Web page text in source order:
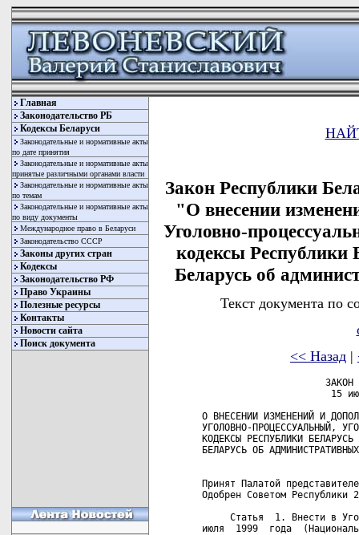
Главная
Законодательство РБ
Кодексы Беларуси
Законодательные и нормативные акты
по дате принятия
Законодательные и нормативные акты
принятые различными органами власти
Законодательные и нормативные акты
по темам
Законодательные и нормативные акты
по виду документы
Международное право в Беларуси
Законодательство СССР
Законы других стран
Кодексы
Законодательство РФ
Право Украины
Полезные ресурсы
Контакты
Новости сайта
Поиск документа
Закон Республики
"О внесении
Уголовно-
кодексы Республики
Беларусь об
Текст документа по
<< Назад |
ЗАКОН РЕСПУБЛИКИ БЕЛАРУСЬ
                       15 июля 2008 г. № 411-З

О ВНЕСЕНИИ ИЗМЕНЕНИЙ И ДОПОЛНЕНИЙ В УГОЛОВНЫЙ,
УГОЛОВНО-ПРОЦЕССУАЛЬНЫЙ, УГОЛОВНО-ИСПОЛНИТЕЛЬНЫЙ
КОДЕКСЫ РЕСПУБЛИКИ БЕЛАРУСЬ И КОДЕКС РЕСПУБЛИКИ
БЕЛАРУСЬ ОБ АДМИНИСТРАТИВНЫХ ПРАВОНАРУШЕНИЯХ


Принят Палатой представителей 27 июня 2008 года
Одобрен Советом Республики 28 июня 2008 года

     Статья  1. Внести в Уголовный кодекс Республики Беларусь  от  9
июля  1999  года  (Национальный  реестр  правовых  актов  Республики
Беларусь, 1999 г., № 76, 2/50; 2003 г., № 8, 2/922; 2005 г., №  121,
2/1137) следующие изменения и дополнение:
     1. Статью 80 изложить в следующей редакции:
   
   «Статья 80. Превентивный надзор
             
     1. Превентивный надзор устанавливается за лицами, указанными  в
частях  3  и  4  настоящей статьи, для наблюдения за их  поведением,
предупреждения  с  их  стороны  преступлений  и  оказания   на   них
необходимого профилактического воздействия.
     2. Установление, продление, приостановление, возобновление и  в
случаях,  указанных  в  пунктах  1-3  части  11  настоящей   статьи,
прекращение  превентивного  надзора, а  также  изменение  требований
превентивного   надзора  осуществляются  судом  в   соответствии   с
настоящим   Кодексом  и  иными  законодательными  актами  Республики
Беларусь.
     3.  Превентивный  надзор после освобождения из  исправительного
учреждения устанавливается:
     1) за лицом, допустившим особо опасный рецидив преступлений;
     2)  за  лицом, достигшим восемнадцатилетнего возраста,  судимым
за  преступление,  совершенное в составе организованной  группы  или
преступной организации.
     4.  Превентивный  надзор после освобождения из  исправительного
учреждения может быть установлен:
     1)  за  лицом, достигшим восемнадцатилетнего возраста,  судимым
за  совершение тяжкого или особо тяжкого преступления  либо  судимым
два  или  более  раза к наказанию в виде лишения  свободы  за  любые
умышленные  преступления,  если  в соответствии  с  законодательными
актами Республики Беларусь на момент освобождения из исправительного
учреждения  оно  признано злостно нарушающим  установленный  порядок
отбывания наказания;
     2)  за  лицом, достигшим восемнадцатилетнего возраста,  судимым
за  совершение тяжкого или особо тяжкого преступления  либо  судимым
два  или  более  раза к наказанию в виде лишения  свободы  за  любые
умышленные преступления, если после отбытия наказания в виде лишения
свободы   оно   более  двух  раз  в  течение  года  привлекалось   к
административной   ответственности  за  совершение  административных
правонарушений,  за  которые законом предусмотрено  административное
взыскание в виде административного ареста.
     5.  За  лицом,  указанным в пункте 1 части 3 настоящей  статьи,
превентивный надзор устанавливается до снятия судимости.
     6.  За  лицами,  указанными  в пункте  2  части  3  и  части  4
настоящей  статьи, превентивный надзор устанавливается  на  срок  от
шести месяцев до двух лет.
     7.  Суд  обязывает  лицо,  за которым  установлен  превентивный
надзор, соблюдать следующие требования превентивного надзора:
     1)  прибыть  в установленный срок к избранному месту жительства
и зарегистрироваться в органе внутренних дел;
     2)  уведомлять орган внутренних дел о перемене места  работы  и
(или) жительства;
     3)  выезжать за пределы района (города) по служебным  и  личным
делам только с согласия органа внутренних дел.
     8.  Суд  при  установлении превентивного надзора  или  при  его
осуществлении может обязать лицо, за которым установлен превентивный
надзор, соблюдать следующие требования превентивного надзора:
     1) не посещать определенные места;
     2) не покидать свое жилище в определенное время суток;
     3)  являться в орган внутренних дел для регистрации  от  одного
до четырех раз в месяц.
     9.  Превентивный надзор приостанавливается при осуждении  лица,
за  которым  он  был  установлен, к  наказанию  в  виде  ограничения
свободы,    ареста    или   направлении   его   в   лечебно-трудовой
профилакторий.
     10.   Превентивный  надзор  за  лицом,  указанным  в  части   9
настоящей  статьи,  возобновляется  с  момента  отбытия  этим  лицом
наказания или освобождения из лечебно-трудового профилактория.
     11. Превентивный надзор прекращается:
     1)  по  истечении  срока, на который он  был  установлен,  если
превентивный надзор не был продлен судом в соответствии с  настоящим
Кодексом и иными законодательными актами Республики Беларусь;
     2) в случае погашения или снятия судимости;
     3)  досрочно по представлению органа внутренних дел, если лицо,
за  которым  установлен  превентивный надзор,  соблюдало  требования
превентивного надзора и не совершало преступлений и административных
правонарушений.  При этом в отношении лица, указанного  в  пункте  1
части  3 настоящей статьи, превентивный надзор прекращается не ранее
как  по истечении трех лет после отбытия им наказания в виде лишения
свободы;
     4)  в случае осуждения лица, за которым установлен превентивный
надзор, к наказанию в виде лишения свободы;
     5)  в  случае  смерти лица, за которым установлен  превентивный
надзор.
     12.  Превентивный надзор за лицами, указанными в пункте 2 части
3  и  части 4 настоящей статьи, может быть продлен судом в  пределах
срока  судимости  в  случае  несоблюдения  этими  лицами  требований
превентивного надзора.».
     2. Статью 229 изложить в следующей редакции:
   
   «Статья 229. Незаконные экспорт или передача в целях экспорта
             объектов экспортного контроля
             
     1.  Незаконные  экспорт или передача в целях экспорта  объектов
экспортного  контроля, которые заведомо могут быть использованы  при
разработке  (создании),  производстве,  эксплуатации,